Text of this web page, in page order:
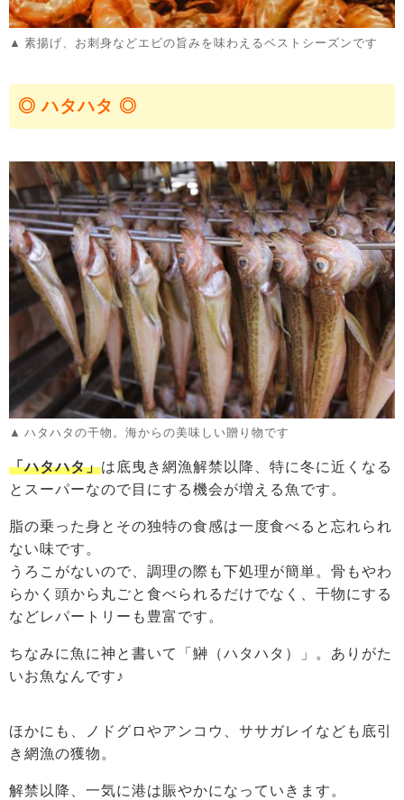
素揚げ、お刺身などエビの旨みを味わえるベストシーズンです
◎ ハタハタ ◎
ハタハタの干物。海からの美味しい贈り物です
「ハタハタ」は底曳き網漁解禁以降、特に冬に近くなる
とスーパーなので目にする機会が増える魚です。
脂の乗った身とその独特の食感は一度食べると忘れられ
ない味です。
うろこがないので、調理の際も下処理が簡単。骨もやわ
らかく頭から丸ごと食べられるだけでなく、干物にする
などレパートリーも豊富です。
ちなみに魚に神と書いて「鰰（ハタハタ）」。ありがた
いお魚なんです♪
ほかにも、ノドグロやアンコウ、ササガレイなども底引
き網漁の獲物。
解禁以降、一気に港は賑やかになっていきます。